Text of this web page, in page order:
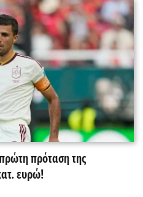
πρόταση της
ευρώ!